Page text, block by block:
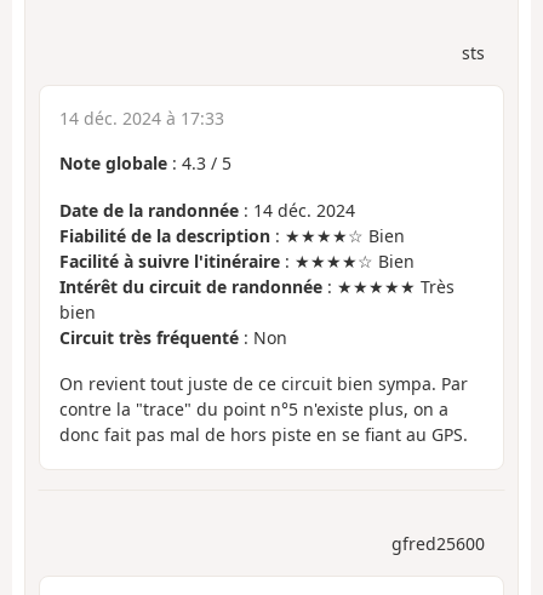
sts
14 déc. 2024 à 17:33
Note globale : 4.3 / 5
Date de la randonnée : 14 déc. 2024
Fiabilité de la description : ★★★★☆ Bien
Facilité à suivre l'itinéraire : ★★★★☆ Bien
Intérêt du circuit de randonnée : ★★★★★ Très
bien
Circuit très fréquenté : Non
On revient tout juste de ce circuit bien sympa. Par
contre la "trace" du point n°5 n'existe plus, on a
donc fait pas mal de hors piste en se fiant au GPS.
gfred25600